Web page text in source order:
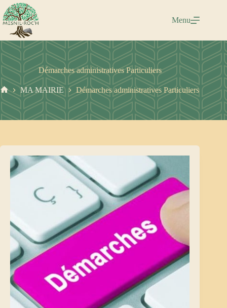
Passer
au
contenu
Menu
Démarches administratives Particuliers
Accueil
MA MAIRIE Démarches administratives Particuliers